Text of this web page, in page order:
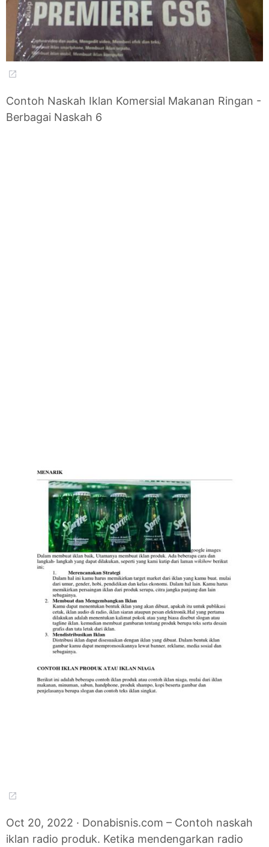
Contoh Naskah Iklan Komersial Makanan Ringan -
Berbagai Naskah 6
Oct 20, 2022 · Donabisnis.com – Contoh naskah
iklan radio produk. Ketika mendengarkan radio